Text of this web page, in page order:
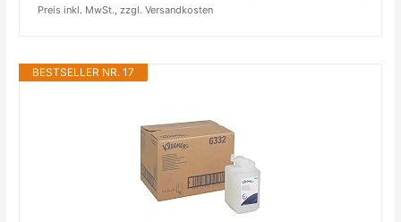
Preis inkl. MwSt., zzgl. Versandkosten
BESTSELLER NR. 17